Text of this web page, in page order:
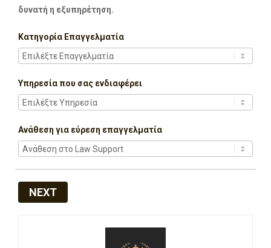
δυνατή η εξυπηρέτηση.
Κατηγορία Επαγγελματία
Υπηρεσία που σας ενδιαφέρει
Ανάθεση για εύρεση επαγγελματία
NEXT